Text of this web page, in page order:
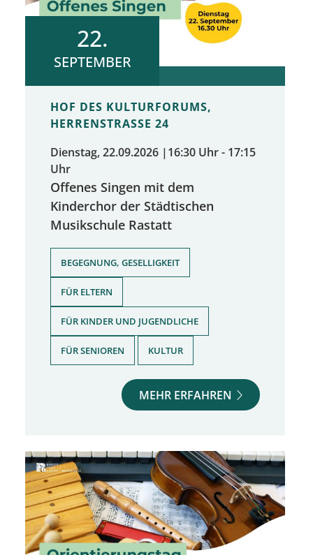
22.
SEPTEMBER
HOF DES KULTURFORUMS,
HERRENSTRASSE 24
Dienstag, 22.09.2026 | 16:30 Uhr - 17:15
Uhr
Offenes Singen mit dem
Kinderchor der Städtischen
Musikschule Rastatt
BEGEGNUNG, GESELLIGKEIT
FÜR ELTERN
FÜR KINDER UND JUGENDLICHE
FÜR SENIOREN KULTUR
MEHR ERFAHREN